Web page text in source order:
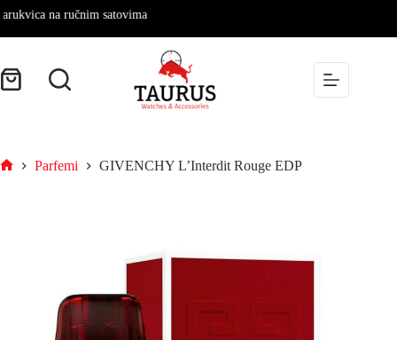
ručnim satovima
Parfemi GIVENCHY L’Interdit Rouge EDP